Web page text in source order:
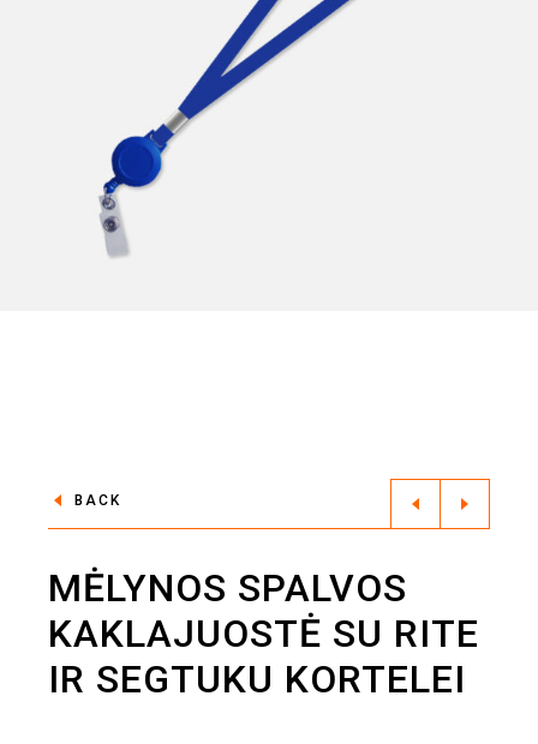
BACK
MĖLYNOS SPALVOS
KAKLAJUOSTĖ SU RITE
IR SEGTUKU KORTELEI